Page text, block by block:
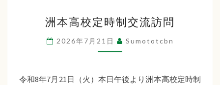
本
高
校
時
洲本高校定時制交流訪問
2026年7月21日 Sumototcbn
令和8年7月21日（火）本日午後より洲本高校定時制